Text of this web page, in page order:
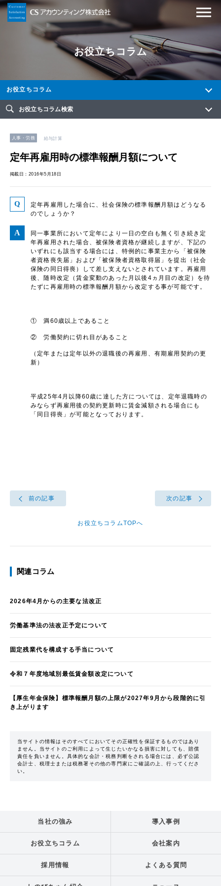
お役立ちコラム
お役立ちコラム
お役立ちコラム検索
人事・労務 給与計算
定年再雇用時の標準報酬月額について
掲載日：2016年5月18日
定年再雇用した場合に、社会保険の標準報酬月額はどうなる
のでしょうか？
同一事業所において定年により一日の空白も無く引き続き定
年再雇用された場合、被保険者資格が継続しますが、下記の
いずれにも該当する場合には、特例的に事業主から「被保険
者資格喪失届」および「被保険者資格取得届」を提出（社会
保険の同日得喪）して差し支えないとされています。再雇用
後、随時改定（賃金変動のあった月以後4ヵ月目の改定）を待
たずに再雇用時の標準報酬月額から改定する事が可能です。
① 満60歳以上であること
② 労働契約に切れ目があること
（定年または定年以外の退職後の再雇用、有期雇用契約の更
新）
平成25年4月以降60歳に達した方については、定年退職時の
みならず再雇用後の契約更新時に賃金減額される場合にも
「同日得喪」が可能となっております。
前の記事
お役立ちコラムTOPへ
次の記事
関連コラム
2026年4月からの主要な法改正
労働基準法の法改正予定について
固定残業代を構成する手当について
令和７年度地域別最低賃金額改定について
【厚生年金保険】標準報酬月額の上限が2027年9月から段階的に引
き上がります
当サイトの情報はそのすべてにおいてその正確性を保証するものではあり
ません。当サイトのご利用によって生じたいかなる損害に対しても、賠償
責任を負いません。具体的な会計・税務判断をされる場合には、必ず公認
会計士、税理士または税務署その他の専門家にご確認の上、行ってくださ
い。
当社の強み 導入事例
お役立ちコラム 会社案内
採用情報 よくある質問